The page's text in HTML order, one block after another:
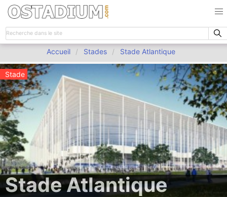
Accueil Stades Stade Atlantique
Stade
Stade Atlantique